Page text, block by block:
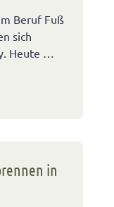
Beruf Fuß
sich
Heute …
in